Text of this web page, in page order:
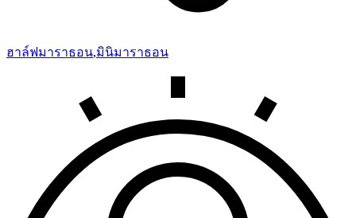
ฮาล์ฟมาราธอน,มินิมาราธอน